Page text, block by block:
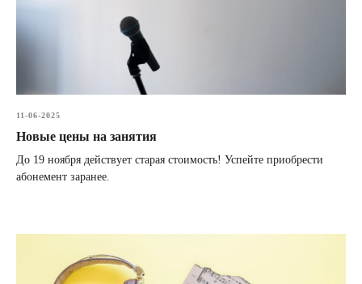
11-06-2025
Новые цены на занятия
До 19 ноября действует старая стоимость! Успейте приобрести
абонемент заранее.